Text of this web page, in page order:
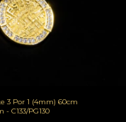
3 Por 1 (4mm) 60cm
C133/PG130